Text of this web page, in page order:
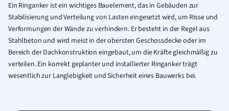
Ein Ringanker ist ein wichtiges Bauelement, das in Gebäuden zur
Stabilisierung und Verteilung von Lasten eingesetzt wird, um Risse und
Verformungen der Wände zu verhindern. Er besteht in der Regel aus
Stahlbeton und wird meist in der obersten Geschossdecke oder im
Bereich der Dachkonstruktion eingebaut, um die Kräfte gleichmäßig zu
verteilen. Ein korrekt geplanter und installierter Ringanker trägt
wesentlich zur Langlebigkeit und Sicherheit eines Bauwerks bei.